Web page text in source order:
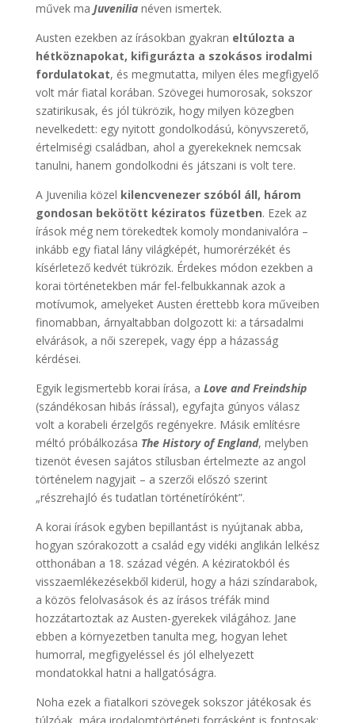
művek ma Juvenilianéven ismertek.
Austen ezekben az írásokban gyakran eltúlozta a
hétköznapokat, kifigurázta a szokásos irodalmi
fordulatokat, és megmutatta, milyen éles megfigyelő
volt már fiatal korában. Szövegei humorosak, sokszor
szatirikusak, és jól tükrözik, hogy milyen közegben
nevelkedett: egy nyitott gondolkodású, könyvszerető,
értelmiségi családban, ahol a gyerekeknek nemcsak
tanulni, hanem gondolkodni és játszani is volt tere.
A Juvenilia közel kilencvenezer szóból áll, három
gondosan bekötött kéziratos füzetben. Ezek az
írások még nem törekedtek komoly mondanivalóra –
inkább egy fiatal lány világképét, humorérzékét és
kísérletező kedvét tükrözik. Érdekes módon ezekben a
korai történetekben már fel-felbukkannak azok a
motívumok, amelyeket Austen érettebb kora műveiben
finomabban, árnyaltabban dolgozott ki: a társadalmi
elvárások, a női szerepek, vagy épp a házasság
kérdései.
Egyik legismertebb korai írása, a Love and Freindship
(szándékosan hibás írással), egyfajta gúnyos válasz
volt a korabeli érzelgős regényekre. Másik említésre
méltó próbálkozása The History of England, melyben
tizenöt évesen sajátos stílusban értelmezte az angol
történelem nagyjait – a szerzői előszó szerint
„részrehajló és tudatlan történetíróként”.
A korai írások egyben bepillantást is nyújtanak abba,
hogyan szórakozott a család egy vidéki anglikán lelkész
otthonában a 18. század végén. A kéziratokból és
visszaemlékezésekből kiderül, hogy a házi színdarabok,
a közös felolvasások és az írásos tréfák mind
hozzátartoztak az Austen-gyerekek világához. Jane
ebben a környezetben tanulta meg, hogyan lehet
humorral, megfigyeléssel és jól elhelyezett
mondatokkal hatni a hallgatóságra.
Noha ezek a fiatalkori szövegek sokszor játékosak és